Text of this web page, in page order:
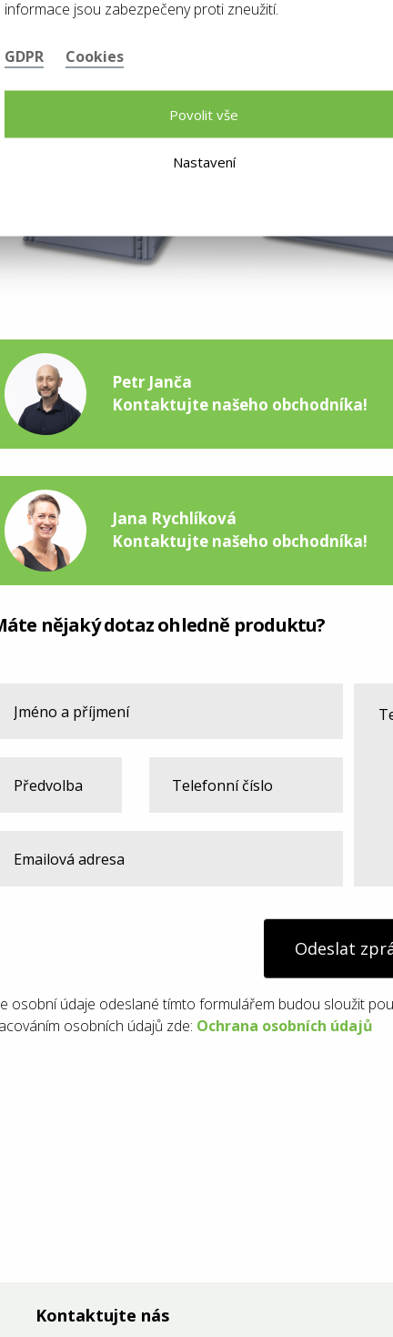
Petr Janča
Kontaktujte našeho obchodníka!
Jana Rychlíková
Kontaktujte našeho obchodníka!
nějaký dotaz ohledně produktu?
Odeslat
osobní údaje odeslané tímto formulářem budou sloužit
osobních údajů zde: Ochrana osobních údajů
Kontaktujte nás
informace jsou zabezpečeny proti zneužití.
GDPR Cookies
Povolit vše
Nastavení